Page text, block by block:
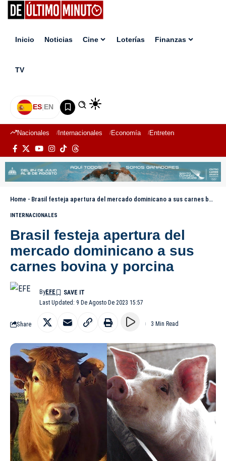
Inicio Noticias Cine Loterías Finanzas
TV
ES|EN
Nacionales Internacionales Economía Entretenimiento
Home - Brasil festeja apertura del mercado dominicano a sus carnes bovina y porcina
INTERNACIONALES
Brasil festeja apertura del
mercado dominicano a sus
carnes bovina y porcina
Last Updated: 9 De Agosto De 2023 15:57
ByEFE
Share 3 Min Read